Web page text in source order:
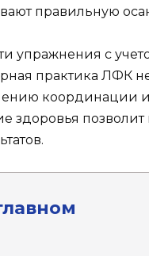
правильную
упражнения с
практика ЛФК
координации
здоровья